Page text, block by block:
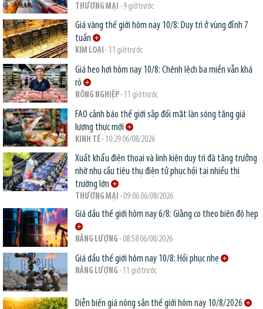
THƯƠNG MẠI - 9 giờ trước
Giá vàng thế giới hôm nay 10/8: Duy trì ở vùng đỉnh 7
tuần
KIM LOẠI - 11 giờ trước
Giá heo hơi hôm nay 10/8: Chênh lệch ba miền vẫn khá
rõ
NÔNG NGHIỆP- 11 giờ trước
FAO cảnh báo thế giới sắp đối mặt làn sóng tăng giá
lương thực mới
KINH TẾ- 10:29 06/08/2026
Xuất khẩu điện thoại và linh kiện duy trì đà tăng trưởng
nhờ nhu cầu tiêu thụ điện tử phục hồi tại nhiều thị
trường lớn
THƯƠNG MẠI - 09:06 06/08/2026
Giá dầu thế giới hôm nay 6/8: Giằng co theo biên độ hẹp
NĂNG LƯỢNG - 08:58 06/08/2026
Giá dầu thế giới hôm nay 10/8: Hồi phục nhẹ
NĂNG LƯỢNG - 11 giờ trước
Diễn biến giá nông sản thế giới hôm nay 10/8/2026